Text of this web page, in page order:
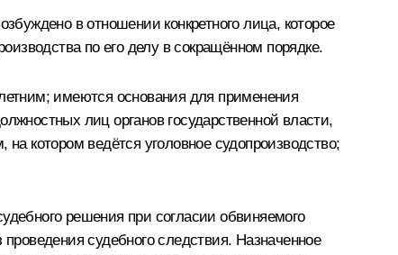
в отношении конкретного лица, которое
по его делу в сокращённом порядке.
имеются основания для применения
лиц органов государственной власти,
котором ведётся уголовное судопроизводство;
решения при согласии обвиняемого
судебного следствия. Назначенное